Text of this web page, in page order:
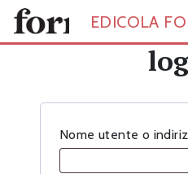
Skip to main content
EDICOLA
Nome utente o